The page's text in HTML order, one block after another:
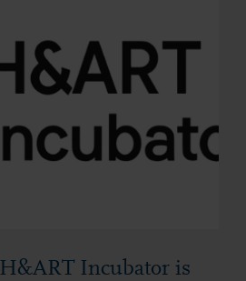
Incubator is